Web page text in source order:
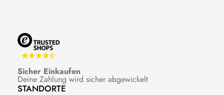
Sicher Einkaufen
Deine Zahlung wird sicher abgewickelt
STANDORTE